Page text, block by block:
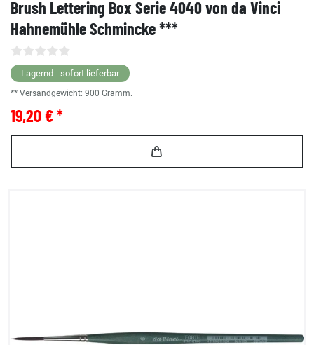
Brush Lettering Box Serie 4040 von da Vinci
Hahnemühle Schmincke ***
Lagernd - sofort lieferbar
** Versandgewicht: 900 Gramm.
19,20 € *